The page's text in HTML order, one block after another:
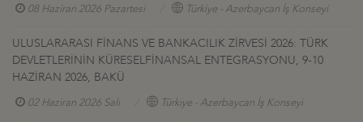
08 Haziran 2026 Pazartesi Türkiye - Azerbaycan İş Konseyi
ULUSLARARASI FİNANS VE BANKACILIK ZİRVESİ 2026: TÜRK
DEVLETLERİNİN KÜRESELFİNANSAL ENTEGRASYONU, 9-10
HAZİRAN 2026, BAKÜ
02 Haziran 2026 Salı Türkiye - Azerbaycan İş Konseyi